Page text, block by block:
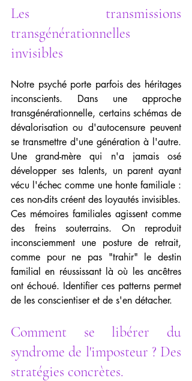
Les transmissions
transgénérationnelles
invisibles
Notre psyché porte parfois des héritages
inconscients. Dans une approche
transgénérationnelle, certains schémas de
dévalorisation ou d'autocensure peuvent
se transmettre d'une génération à l'autre.
Une grand-mère qui n'a jamais osé
développer ses talents, un parent ayant
vécu l'échec comme une honte familiale :
ces non-dits créent des loyautés invisibles.
Ces mémoires familiales agissent comme
des freins souterrains. On reproduit
inconsciemment une posture de retrait,
comme pour ne pas "trahir" le destin
familial en réussissant là où les ancêtres
ont échoué. Identifier ces patterns permet
de les conscientiser et de s'en détacher.
Comment se libérer du
syndrome de l'imposteur ? Des
stratégies concrètes.